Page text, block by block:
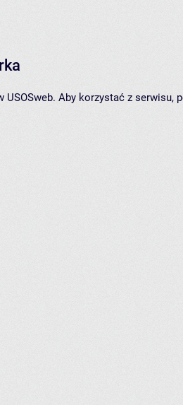
USOSweb. Aby korzystać z serwisu,